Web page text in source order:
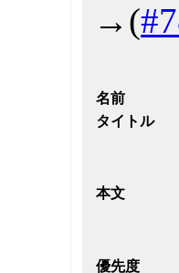
→ (
名前
タイトル
本文
優先度